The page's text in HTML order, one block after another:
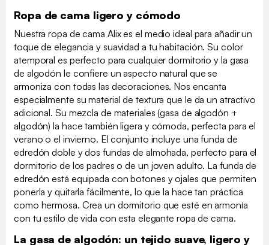
Ropa de cama ligero y cómodo
Nuestra ropa de cama Alix es el medio ideal para añadir un
toque de elegancia y suavidad a tu habitación. Su color
atemporal es perfecto para cualquier dormitorio y la gasa
de algodón le confiere un aspecto natural que se
armoniza con todas las decoraciones. Nos encanta
especialmente su material de textura que le da un atractivo
adicional. Su mezcla de materiales (gasa de algodón +
algodón) la hace también ligera y cómoda, perfecta para el
verano o el invierno. El conjunto incluye una funda de
edredón doble y dos fundas de almohada, perfecto para el
dormitorio de los padres o de un joven adulto. La funda de
edredón está equipada con botones y ojales que permiten
ponerla y quitarla fácilmente, lo que la hace tan práctica
como hermosa. Crea un dormitorio que esté en armonía
con tu estilo de vida con esta elegante ropa de cama.
La gasa de algodón: un tejido suave, ligero y